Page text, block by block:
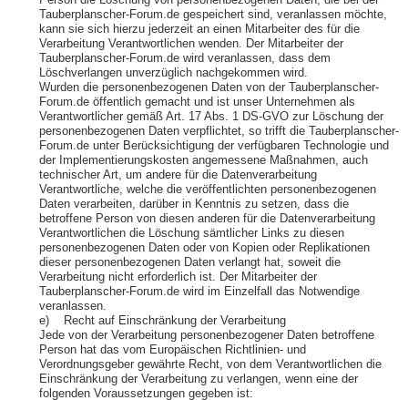
Tauberplanscher-Forum.de gespeichert sind, veranlassen möchte,
kann sie sich hierzu jederzeit an einen Mitarbeiter des für die
Verarbeitung Verantwortlichen wenden. Der Mitarbeiter der
Tauberplanscher-Forum.de wird veranlassen, dass dem
Löschverlangen unverzüglich nachgekommen wird.
Wurden die personenbezogenen Daten von der Tauberplanscher-
Forum.de öffentlich gemacht und ist unser Unternehmen als
Verantwortlicher gemäß Art. 17 Abs. 1 DS-GVO zur Löschung der
personenbezogenen Daten verpflichtet, so trifft die Tauberplanscher-
Forum.de unter Berücksichtigung der verfügbaren Technologie und
der Implementierungskosten angemessene Maßnahmen, auch
technischer Art, um andere für die Datenverarbeitung
Verantwortliche, welche die veröffentlichten personenbezogenen
Daten verarbeiten, darüber in Kenntnis zu setzen, dass die
betroffene Person von diesen anderen für die Datenverarbeitung
Verantwortlichen die Löschung sämtlicher Links zu diesen
personenbezogenen Daten oder von Kopien oder Replikationen
dieser personenbezogenen Daten verlangt hat, soweit die
Verarbeitung nicht erforderlich ist. Der Mitarbeiter der
Tauberplanscher-Forum.de wird im Einzelfall das Notwendige
veranlassen.
e) Recht auf Einschränkung der Verarbeitung
Jede von der Verarbeitung personenbezogener Daten betroffene
Person hat das vom Europäischen Richtlinien- und
Verordnungsgeber gewährte Recht, von dem Verantwortlichen die
Einschränkung der Verarbeitung zu verlangen, wenn eine der
folgenden Voraussetzungen gegeben ist: